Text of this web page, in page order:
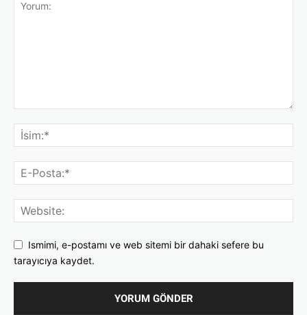
Ismimi, e-postamı ve web sitemi bir dahaki sefere bu
tarayıcıya kaydet.